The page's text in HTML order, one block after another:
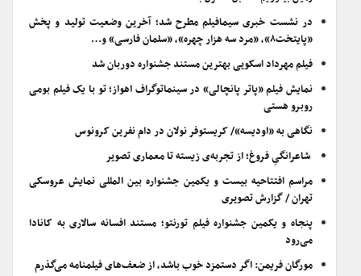
در نشست خبری سیمافیلم مطرح شد؛ آخرین وضعیت تولید و پخش
«پایتخت۸»، «مرد سه هزار چهره»، «سلمان فارسی» و…
فیلم مهرداد اسکویی بهترین مستند جشنواره دوربان شد
نمایش فیلم «پاتر پانچالی» در سینماتوگراف اهواز؛ تو با یک فیلم بومی
روبرو هستی
نگاهی به «اودیسه»/ کریستوفر نولان در دام نفرین کرونوس
شاعرانگیِ فروغ؛ از تجربه‌ی زیسته تا معماری تصویر
مراسم افتتاحیه بیست و یکمین جشنواره بین المللی نمایش عروسکی
تهران / گزارش تصویری
پنجاه و یکمین جشنواره فیلم تورنتو؛ مستند افسانه سالاری به کانادا
می‌رود
مورگان فریمن: اگر دستمزد خوب باشد، از ضعف‌های فیلمنامه می‌گذرم